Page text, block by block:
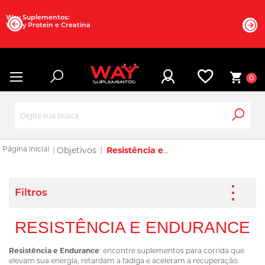
Way Suplementos:
Whey Protein e Creatina
0
Objetivos Resistência e Endurance
RESISTÊNCIA E ENDURANCE
Resistência e Endurance: encontre suplementos para corrida que
elevam sua energia, retardam a fadiga e aceleram a recuperação.